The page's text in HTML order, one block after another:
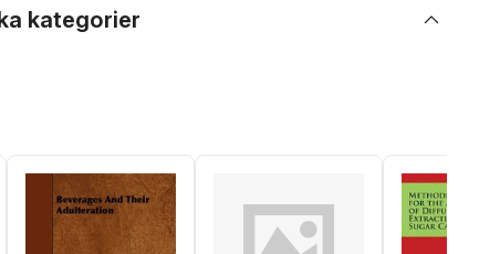
kategorier